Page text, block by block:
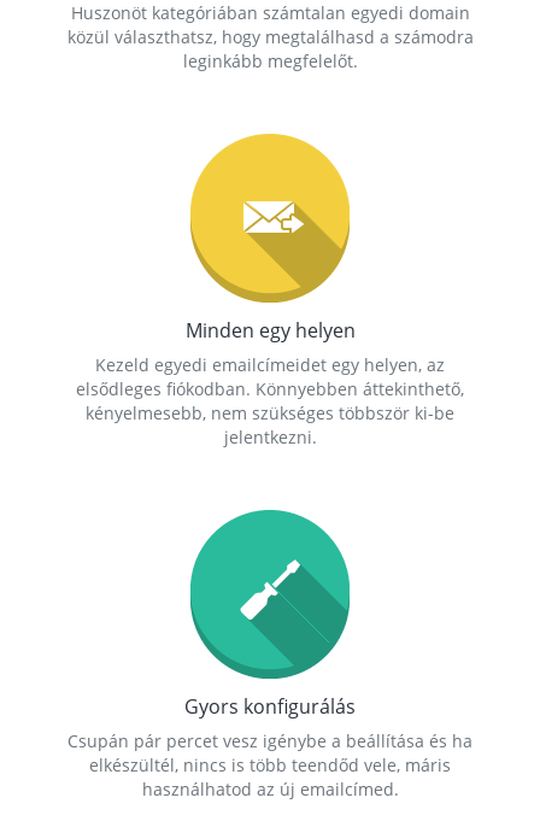
Huszonöt kategóriában számtalan egyedi domain
közül választhatsz, hogy megtalálhasd a számodra
leginkább megfelelőt.
Minden egy helyen
Kezeld egyedi emailcímeidet egy helyen, az
elsődleges fiókodban. Könnyebben áttekinthető,
kényelmesebb, nem szükséges többször ki-be
jelentkezni.
Gyors konfigurálás
Csupán pár percet vesz igénybe a beállítása és ha
elkészültél, nincs is több teendőd vele, máris
használhatod az új emailcímed.